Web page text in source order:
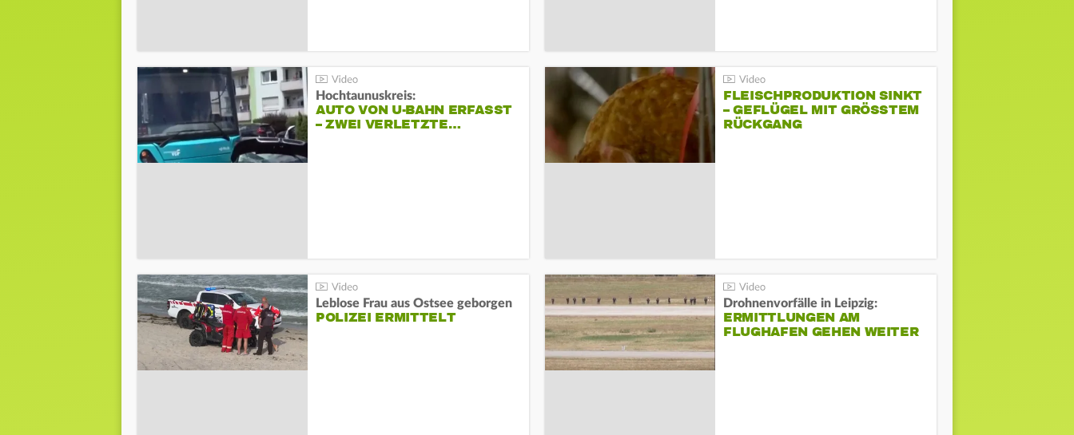
Hochtaunuskreis:
AUTO VON U-BAHN ERFASST
– ZWEI VERLETZTE…
FLEISCHPRODUKTION SINKT
– GEFLÜGEL MIT GRÖSSTEM R
ÜCKGANG
Leblose Frau aus Ostsee geborgen
POLIZEI ERMITTELT
Drohnenvorfälle in Leipzig:
ERMITTLUNGEN AM
FLUGHAFEN GEHEN WEITER